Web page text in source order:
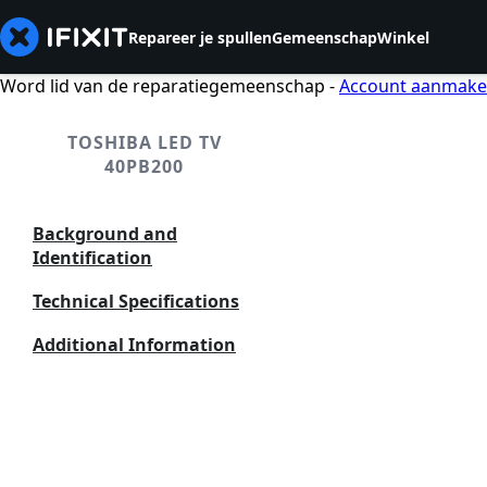
Repareer je spullenGemeenschapWinkel
Word lid van de reparatiegemeenschap -Account
TOSHIBA LED TV
40PB200
Background and
Identification
Technical Specifications
Additional Information